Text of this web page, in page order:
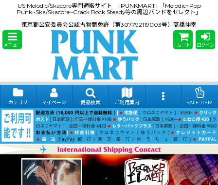
US Melodic/Skacore専門通販サイト "PUNKMART" 「Melodic~Pop
Punk~Ska/Skacore~Crack Rock Steady等の周辺バンドをセレクト」
東京都公安委員会公認古物商免許（第307792119003号）髙橋伸幸
メニュー カート ログイン
カテゴリ マイページ 商品検索 ご利用案内 SALE ITEM